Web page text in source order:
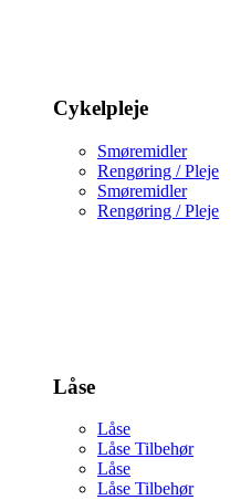
Cykelpleje
Smøremidler
Rengøring / Pleje
Smøremidler
Rengøring / Pleje
Låse
Låse
Låse Tilbehør
Låse
Låse Tilbehør